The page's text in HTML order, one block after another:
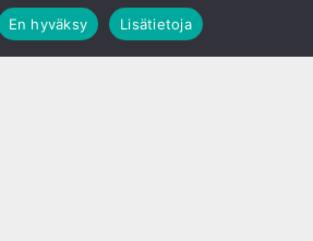
En hyväksy Lisätietoja